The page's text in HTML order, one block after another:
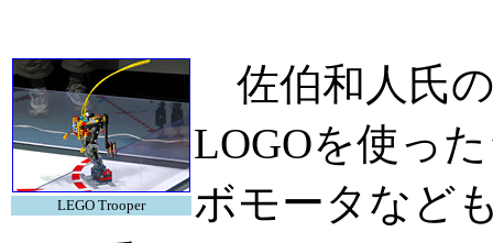
LEGO Trooper
佐伯和人氏の
LOGOを使っ
ボモータなど